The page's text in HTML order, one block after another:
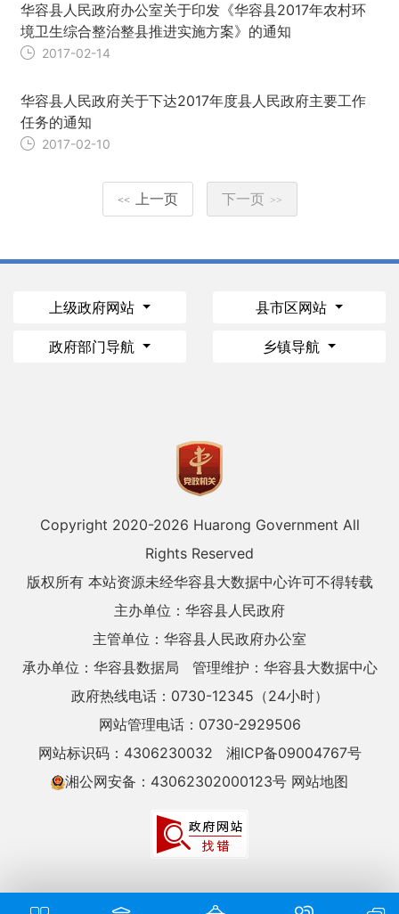
华容县人民政府办公室关于印发《华容县2017年农村环
境卫生综合整治整县推进实施方案》的通知
2017-02-14
华容县人民政府关于下达2017年度县人民政府主要工作
任务的通知
2017-02-10
<< 上一页 下一页 >>
上级政府网站 县市区网站
政府部门导航 乡镇导航
Copyright 2020-2026 Huarong Government All
Rights Reserved
版权所有 本站资源未经华容县大数据中心许可不得转载
主办单位：华容县人民政府
主管单位：华容县人民政府办公室
承办单位：华容县数据局
管理维护：华容县大数据中心
政府热线电话：0730-12345（24小时）
网站管理电话：0730-2929506
网站标识码：4306230032
湘ICP备09004767号
湘公网安备：43062302000123号 网站地图